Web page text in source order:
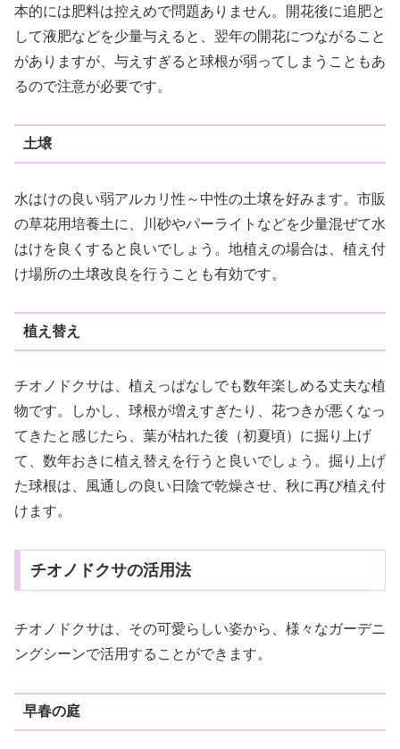
本的には肥料は控えめで問題ありません。開花後に追肥と
して液肥などを少量与えると、翌年の開花につながること
がありますが、与えすぎると球根が弱ってしまうこともあ
るので注意が必要です。
土壌
水はけの良い弱アルカリ性～中性の土壌を好みます。市販
の草花用培養土に、川砂やパーライトなどを少量混ぜて水
はけを良くすると良いでしょう。地植えの場合は、植え付
け場所の土壌改良を行うことも有効です。
植え替え
チオノドクサは、植えっぱなしでも数年楽しめる丈夫な植
物です。しかし、球根が増えすぎたり、花つきが悪くなっ
てきたと感じたら、葉が枯れた後（初夏頃）に掘り上げ
て、数年おきに植え替えを行うと良いでしょう。掘り上げ
た球根は、風通しの良い日陰で乾燥させ、秋に再び植え付
けます。
チオノドクサの活用法
チオノドクサは、その可愛らしい姿から、様々なガーデニ
ングシーンで活用することができます。
早春の庭